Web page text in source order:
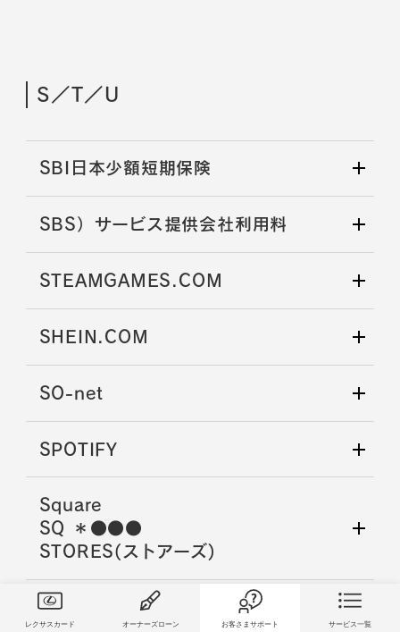
S／T／U
SBI日本少額短期保険
SBS）サービス提供会社利用料
STEAMGAMES.COM
SHEIN.COM
SO-net
SPOTIFY
Square
SQ ＊●●●
STORES(ストアーズ)
T-Connect